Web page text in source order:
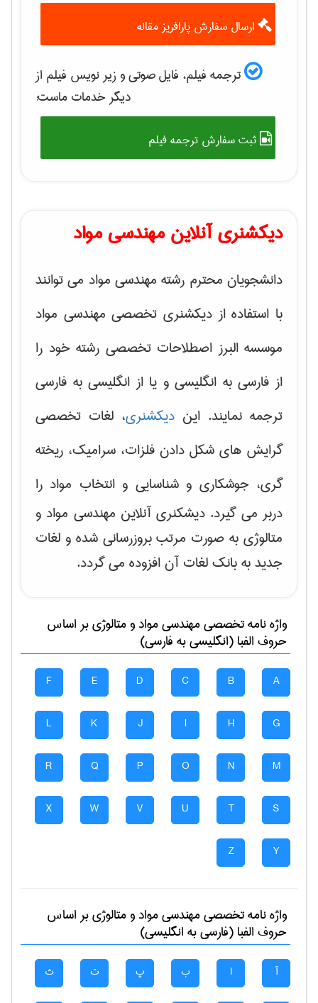
ارسال سفارش پارافریز مقاله
ترجمه فیلم، فایل صوتی و زیر نویس فیلم از
دیگر خدمات ماست:
ثبت سفارش ترجمه فیلم
دیکشنری آنلاین مهندسی مواد
دانشجویان محترم رشته مهندسی مواد می توانند
با استفاده از دیکشنری تخصصی مهندسی مواد
موسسه البرز اصطلاحات تخصصی رشته خود را
از فارسی به انگلیسی و یا از انگلیسی به فارسی
ترجمه نمایند. این دیکشنری، لغات تخصصی
گرایش های شکل دادن فلزات، سرامیک، ریخته
گری، جوشکاری و شناسایی و انتخاب مواد را
دربر می گیرد. دیشکنری آنلاین مهندسی مواد و
متالوژی به صورت مرتب بروزرسانی شده و لغات
جدید به بانک لغات آن افزوده می گردد.
واژه نامه تخصصیمهندسی مواد و متالوژیبر اساس
حروف الفبا (انگلیسی به فارسی)
A
B
C
D
E
F
G
H
I
J
K
L
M
N
O
P
Q
R
S
T
U
V
W
X
Y
Z
واژه نامه تخصصیمهندسی مواد و متالوژیبر اساس
حروف الفبا (فارسی به انگلیسی)
آ ا ب پ ت ث